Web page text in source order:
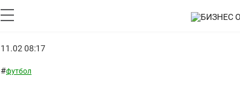
11.02 08:17
#футбол